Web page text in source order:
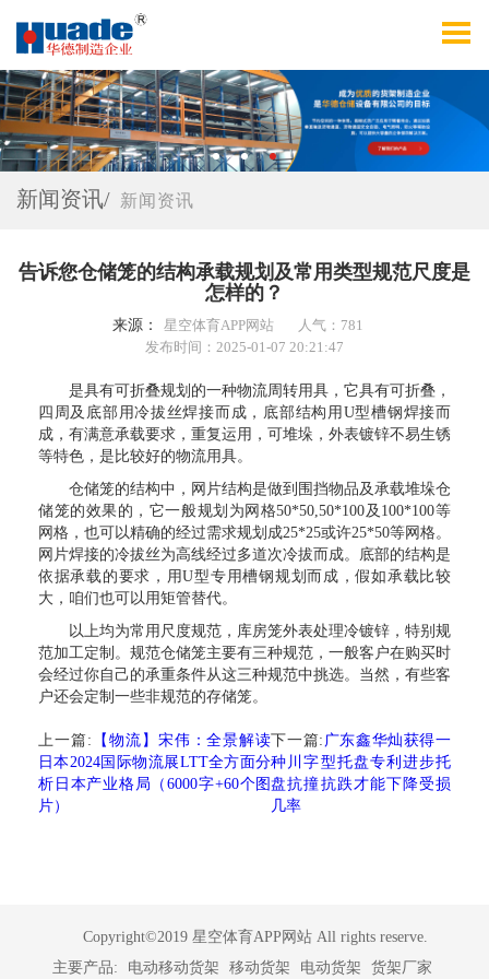
新闻资讯/ 新闻资讯
告诉您仓储笼的结构承载规划及常用类型规范尺度是
怎样的？
来源： 星空体育APP网站
人气：781
发布时间：2025-01-07 20:21:47
是具有可折叠规划的一种物流周转用具，它具有可折叠，
四周及底部用冷拔丝焊接而成，底部结构用U型槽钢焊接而
成，有满意承载要求，重复运用，可堆垛，外表镀锌不易生锈
等特色，是比较好的物流用具。
仓储笼的结构中，网片结构是做到围挡物品及承载堆垛仓
储笼的效果的，它一般规划为网格50*50,50*100及100*100等
网格，也可以精确的经过需求规划成25*25或许25*50等网格。
网片焊接的冷拔丝为高线经过多道次冷拔而成。底部的结构是
依据承载的要求，用U型专用槽钢规划而成，假如承载比较
大，咱们也可以用矩管替代。
以上均为常用尺度规范，库房笼外表处理冷镀锌，特别规
范加工定制。规范仓储笼主要有三种规范，一般客户在购买时
会经过你自己的承重条件从这三种规范中挑选。当然，有些客
户还会定制一些非规范的存储笼。
上一篇: 【物流】宋伟：全景解读
日本2024国际物流展LTT全方面分
析日本产业格局（6000字+60个图
片）
下一篇: 广东鑫华灿获得一
种川字型托盘专利进步托
盘抗撞抗跌才能下降受损
几率
Copyright©2019 星空体育APP网站 All rights reserve.
主要产品:
电动移动货架 移动货架 电动货架 货架厂家